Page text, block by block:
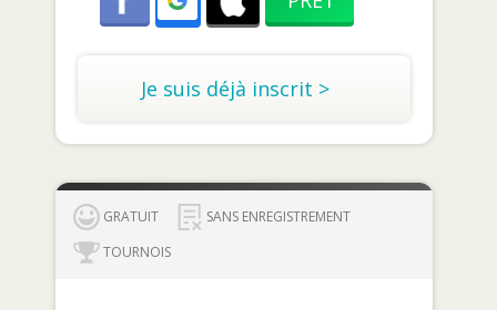
Je suis déjà inscrit >
GRATUIT
SANS ENREGISTREMENT
TOURNOIS